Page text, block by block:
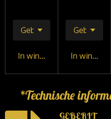
In winkelwagenIn
*Technische
GEBERIT